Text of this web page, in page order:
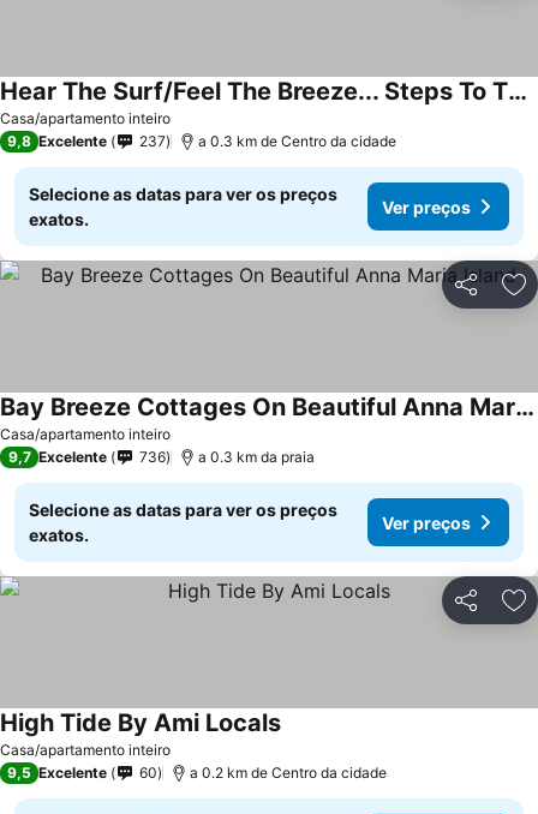
Casa/apartamento inteiro
Hear The Surf/Feel The Breeze... Steps To The Gulf Beach From This 4 Bd/4Ba
Ver preços
9,8 Excelente 237 a 0.3 km de Centro da cidade
Selecione as datas para ver os preços
exatos.
Ver preços
Partilhar
Casa/apartamento inteiro
Bay Breeze Cottages On Beautiful Anna Maria Island
Ver preços
9,7 Excelente 736 a 0.3 km da praia
Selecione as datas para ver os preços
exatos.
Ver preços
Partilhar
Casa/apartamento inteiro
High Tide By Ami LocalsVer preços
9,5 Excelente 60 a 0.2 km de Centro da cidade